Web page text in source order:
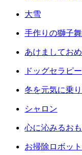
大雪
手作りの獅子
あけましてお
ドッグセラピー
冬を元気に乗
シャロン
心に沁みるお
お掃除ロボッ